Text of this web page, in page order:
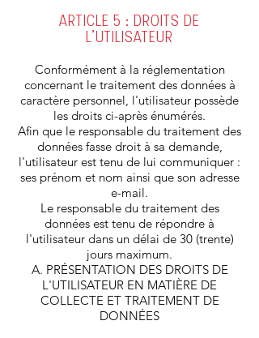
ARTICLE 5 : DROITS DE
L'UTILISATEUR
Conformément à la réglementation
concernant le traitement des données à
caractère personnel, l'utilisateur possède
les droits ci-après énumérés.
Afin que le responsable du traitement des
données fasse droit à sa demande,
l'utilisateur est tenu de lui communiquer :
ses prénom et nom ainsi que son adresse
e-mail.
Le responsable du traitement des
données est tenu de répondre à
l'utilisateur dans un délai de 30 (trente)
jours maximum.
A. PRÉSENTATION DES DROITS DE
L'UTILISATEUR EN MATIÈRE DE
COLLECTE ET TRAITEMENT DE
DONNÉES